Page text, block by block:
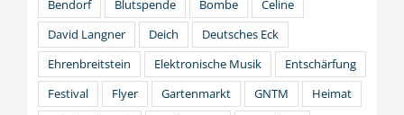
Bendorf
Blutspende Bombe
Celine
David Langner
Deich
Deutsches Eck
Ehrenbreitstein
Elektronische Musik
Entschärfung
Festival
Flyer Gartenmarkt GNTM
Heimat